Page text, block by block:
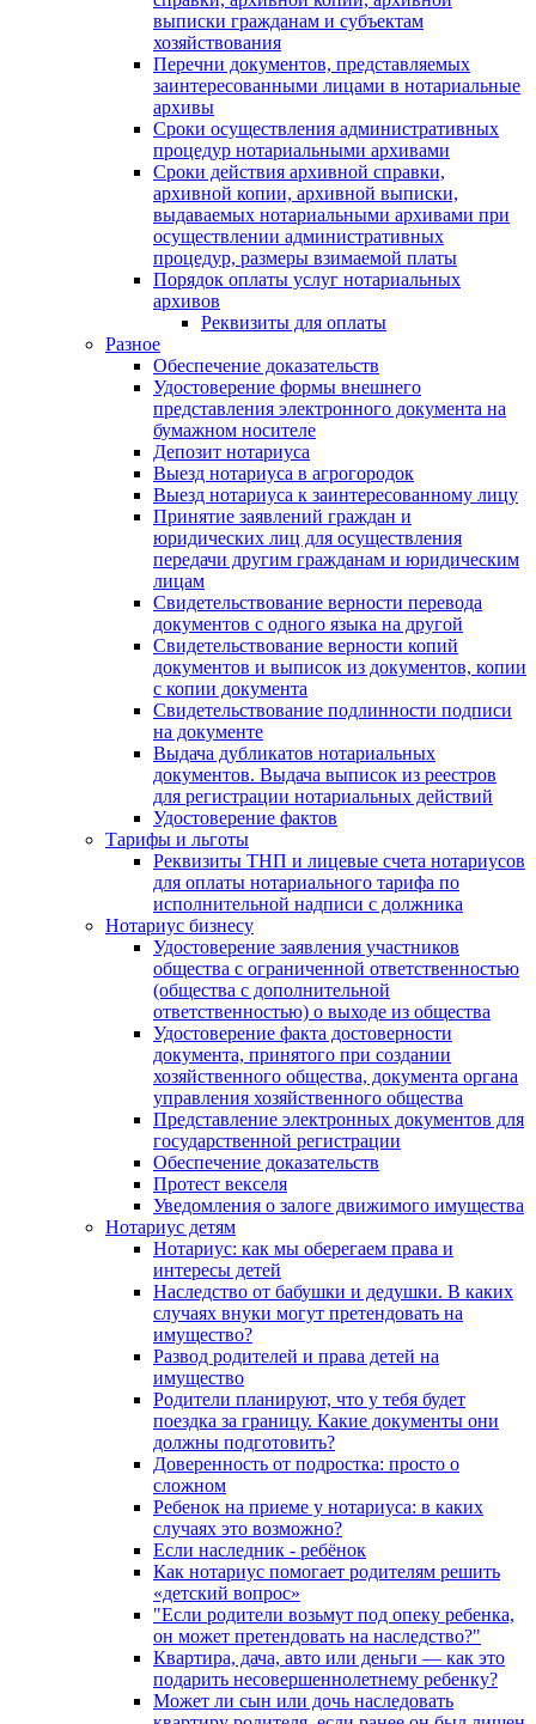
выписки гражданам и субъектам
хозяйствования
Перечни документов, представляемых
заинтересованными лицами в нотариальные
архивы
Сроки осуществления административных
процедур нотариальными архивами
Сроки действия архивной справки,
архивной копии, архивной выписки,
выдаваемых нотариальными архивами при
осуществлении административных
процедур, размеры взимаемой платы
Порядок оплаты услуг нотариальных
архивов
Реквизиты для оплаты
Разное
Обеспечение доказательств
Удостоверение формы внешнего
представления электронного документа на
бумажном носителе
Депозит нотариуса
Выезд нотариуса в агрогородок
Выезд нотариуса к заинтересованному лицу
Принятие заявлений граждан и
юридических лиц для осуществления
передачи другим гражданам и юридическим
лицам
Свидетельствование верности перевода
документов с одного языка на другой
Свидетельствование верности копий
документов и выписок из документов, копии
с копии документа
Свидетельствование подлинности подписи
на документе
Выдача дубликатов нотариальных
документов. Выдача выписок из реестров
для регистрации нотариальных действий
Удостоверение фактов
Тарифы и льготы
Реквизиты ТНП и лицевые счета нотариусов
для оплаты нотариального тарифа по
исполнительной надписи с должника
Нотариус бизнесу
Удостоверение заявления участников
общества с ограниченной ответственностью
(общества с дополнительной
ответственностью) о выходе из общества
Удостоверение факта достоверности
документа, принятого при создании
хозяйственного общества, документа органа
управления хозяйственного общества
Представление электронных документов для
государственной регистрации
Обеспечение доказательств
Протест векселя
Уведомления о залоге движимого имущества
Нотариус детям
Нотариус: как мы оберегаем права и
интересы детей
Наследство от бабушки и дедушки. В каких
случаях внуки могут претендовать на
имущество?
Развод родителей и права детей на
имущество
Родители планируют, что у тебя будет
поездка за границу. Какие документы они
должны подготовить?
Доверенность от подростка: просто о
сложном
Ребенок на приеме у нотариуса: в каких
случаях это возможно?
Если наследник - ребёнок
Как нотариус помогает родителям решить
«детский вопрос»
"Если родители возьмут под опеку ребенка,
он может претендовать на наследство?"
Квартира, дача, авто или деньги — как это
подарить несовершеннолетнему ребенку?
Может ли сын или дочь наследовать